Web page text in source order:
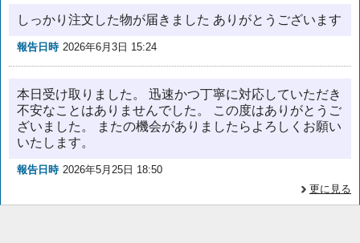
しっかり注文した物が届きました ありがとうございます
報告日時 2026年6月3日 15:24
本日受け取りました。 迅速かつ丁寧に対応していただき
不安なことはありませんでした。 この度はありがとうご
ざいました。 またの機会がありましたらよろしくお願い
いたします。
報告日時 2026年5月25日 18:50
更に見る